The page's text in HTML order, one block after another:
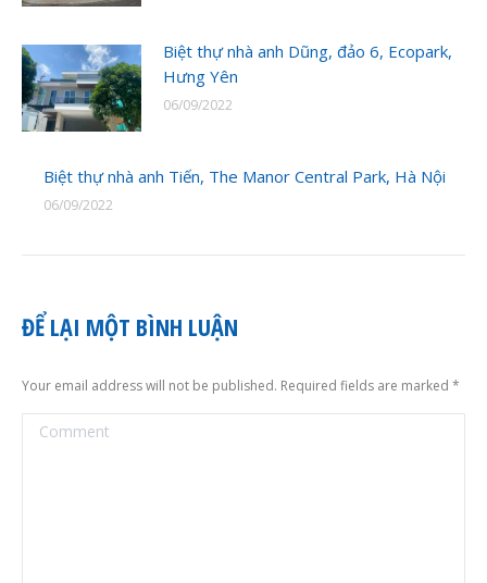
Biệt thự nhà anh Dũng, đảo 6, Ecopark,
Hưng Yên
06/09/2022
Biệt thự nhà anh Tiến, The Manor Central Park, Hà Nội
06/09/2022
ĐỂ LẠI MỘT BÌNH LUẬN
Your email address will not be published. Required fields are marked *
Comment